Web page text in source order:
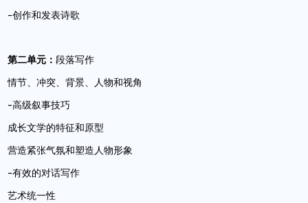
-创作和发表诗歌
第二单元：段落写作
情节、冲突、背景、人物和视角
-高级叙事技巧
成长文学的特征和原型
营造紧张气氛和塑造人物形象
-有效的对话写作
艺术统一性